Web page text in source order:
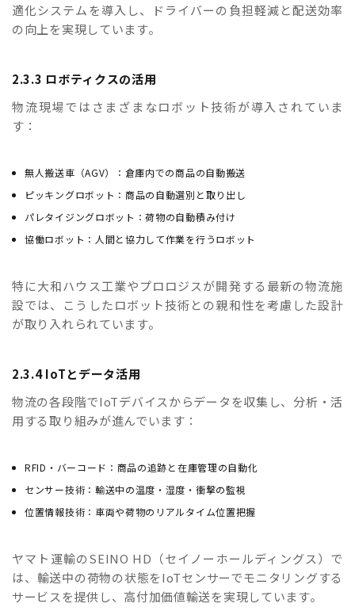
適化システムを導入し、ドライバーの負担軽減と配送効率
の向上を実現しています。
2.3.3 ロボティクスの活用
物流現場ではさまざまなロボット技術が導入されていま
す：
無人搬送車（AGV）：倉庫内での商品の自動搬送
ピッキングロボット：商品の自動選別と取り出し
パレタイジングロボット：荷物の自動積み付け
協働ロボット：人間と協力して作業を行うロボット
特に大和ハウス工業やプロロジスが開発する最新の物流施
設では、こうしたロボット技術との親和性を考慮した設計
が取り入れられています。
2.3.4 IoTとデータ活用
物流の各段階でIoTデバイスからデータを収集し、分析・活
用する取り組みが進んでいます：
RFID・バーコード：商品の追跡と在庫管理の自動化
センサー技術：輸送中の温度・湿度・衝撃の監視
位置情報技術：車両や荷物のリアルタイム位置把握
ヤマト運輸のSEINO HD（セイノーホールディングス）で
は、輸送中の荷物の状態をIoTセンサーでモニタリングする
サービスを提供し、高付加価値輸送を実現しています。